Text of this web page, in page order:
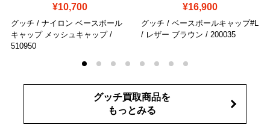
¥10,700
グッチ / ナイロン ベースボール
キャップ メッシュキャップ/
510950
¥16,900
グッチ / ベースボールキャップ#L
/ レザー ブラウン / 200035
グッチ買取商品を
もっとみる